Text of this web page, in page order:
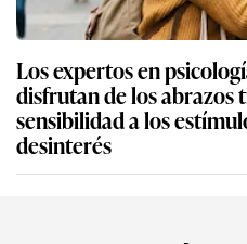
Los expertos en
disfrutan de los abrazos
sensibilidad a los
desinterés